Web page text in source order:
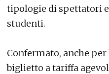
tipologie di spettatori
studenti.
Confermato, anche
biglietto a tariffa